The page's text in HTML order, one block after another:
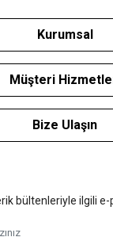
Kurumsal
Müşteri
Bize Ulaşın
bültenleriyle ilgili